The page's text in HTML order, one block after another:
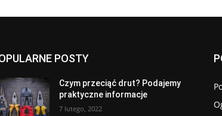
POSTY
Czym przeciąć drut? Podajemy
praktyczne informacje
7 lutego, 2022